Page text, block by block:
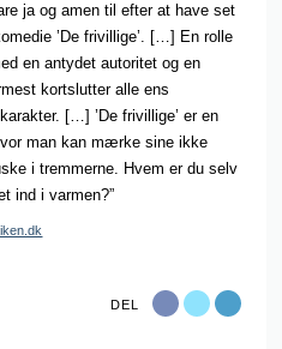
ja og amen til efter at have set
’De frivillige’. […] En rolle
en antydet autoritet og en
kortslutter alle ens
[…] ’De frivillige’ er en
man kan mærke sine ikke
i tremmerne. Hvem er du selv
ind i varmen?”
DEL